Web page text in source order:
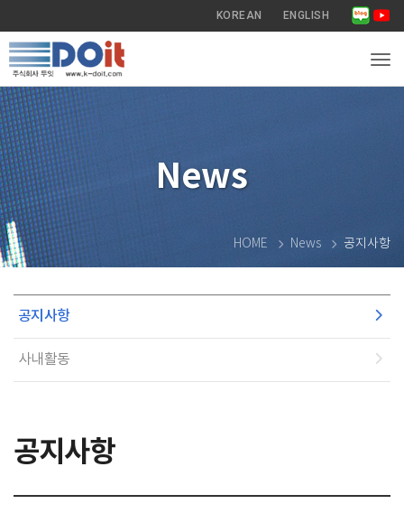
KOREAN ENGLISH
News
HOME News 공지사항
공지사항
사내활동
공지사항